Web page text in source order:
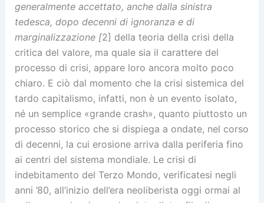
generalmente accettato, anche dalla sinistra
tedesca, dopo decenni di ignoranza e di
marginalizzazione [2] della teoria della crisi della
critica del valore, ma quale sia il carattere del
processo di crisi, appare loro ancora molto poco
chiaro. E ciò dal momento che la crisi sistemica del
tardo capitalismo, infatti, non è un evento isolato,
né un semplice «grande crash», quanto piuttosto un
processo storico che si dispiega a ondate, nel corso
di decenni, la cui erosione arriva dalla periferia fino
ai centri del sistema mondiale. Le crisi di
indebitamento del Terzo Mondo, verificatesi negli
anni ’80, all’inizio dell’era neoliberista oggi ormai al